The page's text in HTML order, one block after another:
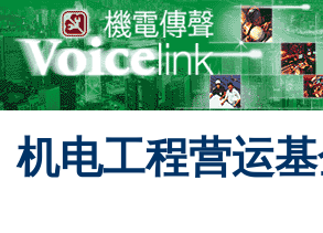
机电工程营运